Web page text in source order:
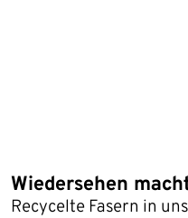
Wiedersehen
Recycelte Fasern in